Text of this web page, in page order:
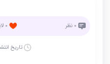
0 نظر 0
تاریخ